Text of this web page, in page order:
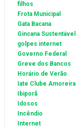
filhos
Frota Municipal
Gata Bacana
Gincana Sustentável
golpes internet
Governo Federal
Greve dos Bancos
Horário de Verão
Iate Clube Amoreira
Ibiporã
Idosos
Incêndio
Internet